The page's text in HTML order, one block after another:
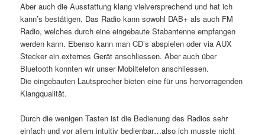
Aber auch die Ausstattung klang vielversprechend und hat ich
kann’s bestätigen. Das Radio kann sowohl DAB+ als auch FM
Radio, welches durch eine eingebaute Stabantenne empfangen
werden kann. Ebenso kann man CD’s abspielen oder via AUX
Stecker ein externes Gerät anschliessen. Aber auch über
Bluetooth konnten wir unser Mobiltelefon anschliessen.
Die eingebauten Lautsprecher bieten eine für uns hervorragenden
Klangqualität.
Durch die wenigen Tasten ist die Bedienung des Radios sehr
einfach und vor allem intuitiv bedienbar…also ich musste nicht